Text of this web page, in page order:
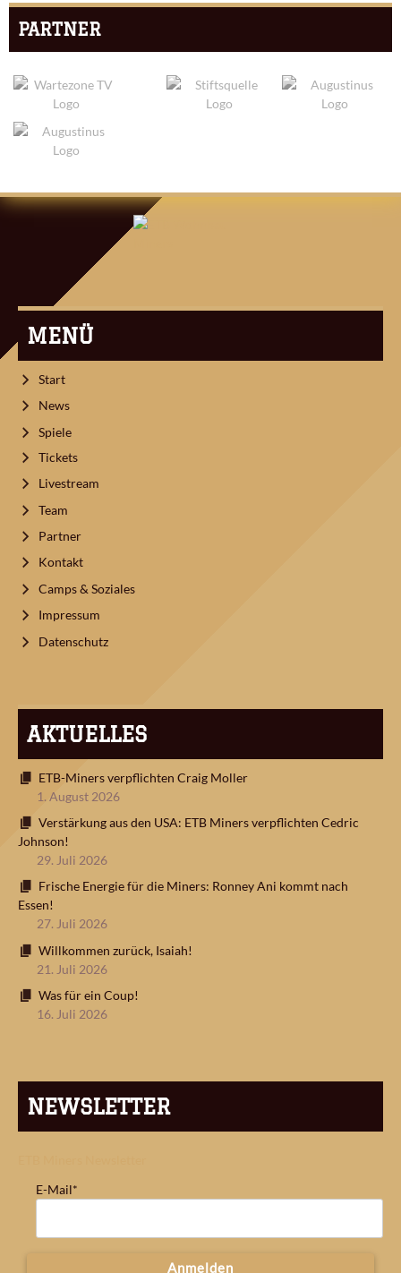
ARTIKEL-
NAVIGATION
PARTNER
MENÜ
Start
News
Spiele
Tickets
Livestream
Team
Partner
Kontakt
Camps & Soziales
Impressum
Datenschutz
AKTUELLES
ETB-Miners verpflichten Craig Moller
1. August 2026
Verstärkung aus den USA: ETB Miners verpflichten Cedric
Johnson!
29. Juli 2026
Frische Energie für die Miners: Ronney Ani kommt nach
Essen!
27. Juli 2026
Willkommen zurück, Isaiah!
21. Juli 2026
Was für ein Coup!
16. Juli 2026
NEWSLETTER
E-Mail*
Anmelden